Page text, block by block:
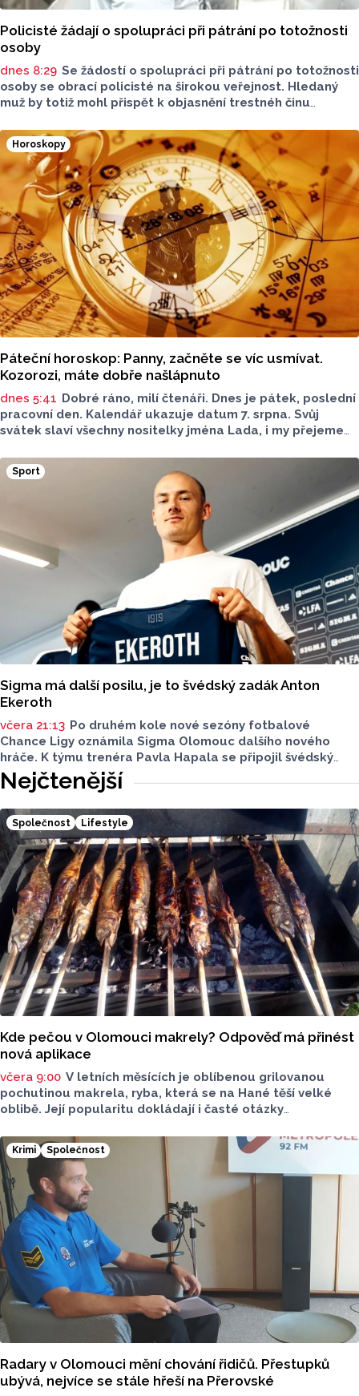
Policisté žádají o spolupráci při pátrání po totožnosti
osoby
dnes 8:29 Se žádostí o spolupráci při pátrání po totožnosti
osoby se obrací policisté na širokou veřejnost. Hledaný
muž by totiž mohl přispět k objasnění trestnéh činu
Horoskopy
Páteční horoskop: Panny, začněte se víc usmívat.
Kozorozi, máte dobře našlápnuto
dnes 5:41 Dobré ráno, milí čtenáři. Dnes je pátek, poslední
pracovní den. Kalendář ukazuje datum 7. srpna. Svůj
svátek slaví všechny nositelky jména Lada, i my přejeme
Sport
Sigma má další posilu, je to švédský zadák Anton
Ekeroth
včera 21:13 Po druhém kole nové sezóny fotbalové
Chance Ligy oznámila Sigma Olomouc dalšího nového
hráče. K týmu trenéra Pavla Hapala se připojil švédský
obránce Anton Ekeroth, který přichází na Hanou
z norského HamKamu. Sigma to uvedla na svém webu,
o tom, na jak dlouho podepsal nov hráč smlouvu
neinformovala.
Nejčtenější
Společnost Lifestyle
Kde pečou v Olomouci makrely? Odpověď má přinést
nová aplikace
včera 9:00 V letních měsících je oblíbenou grilovanou
pochutinou makrela, ryba, která se na Hané těší velké
oblibě. Její popularitu dokládají i časté otázky
nebo o víkendu grilovat. Zpřehlednit tyto informace
má nová letní mikroaplikace "Kde pečou makrely?“
Krimi Společnost
Radary v Olomouci mění chování řidičů. Přestupků
ubývá, nejvíce se stále hřeší na Přerovské